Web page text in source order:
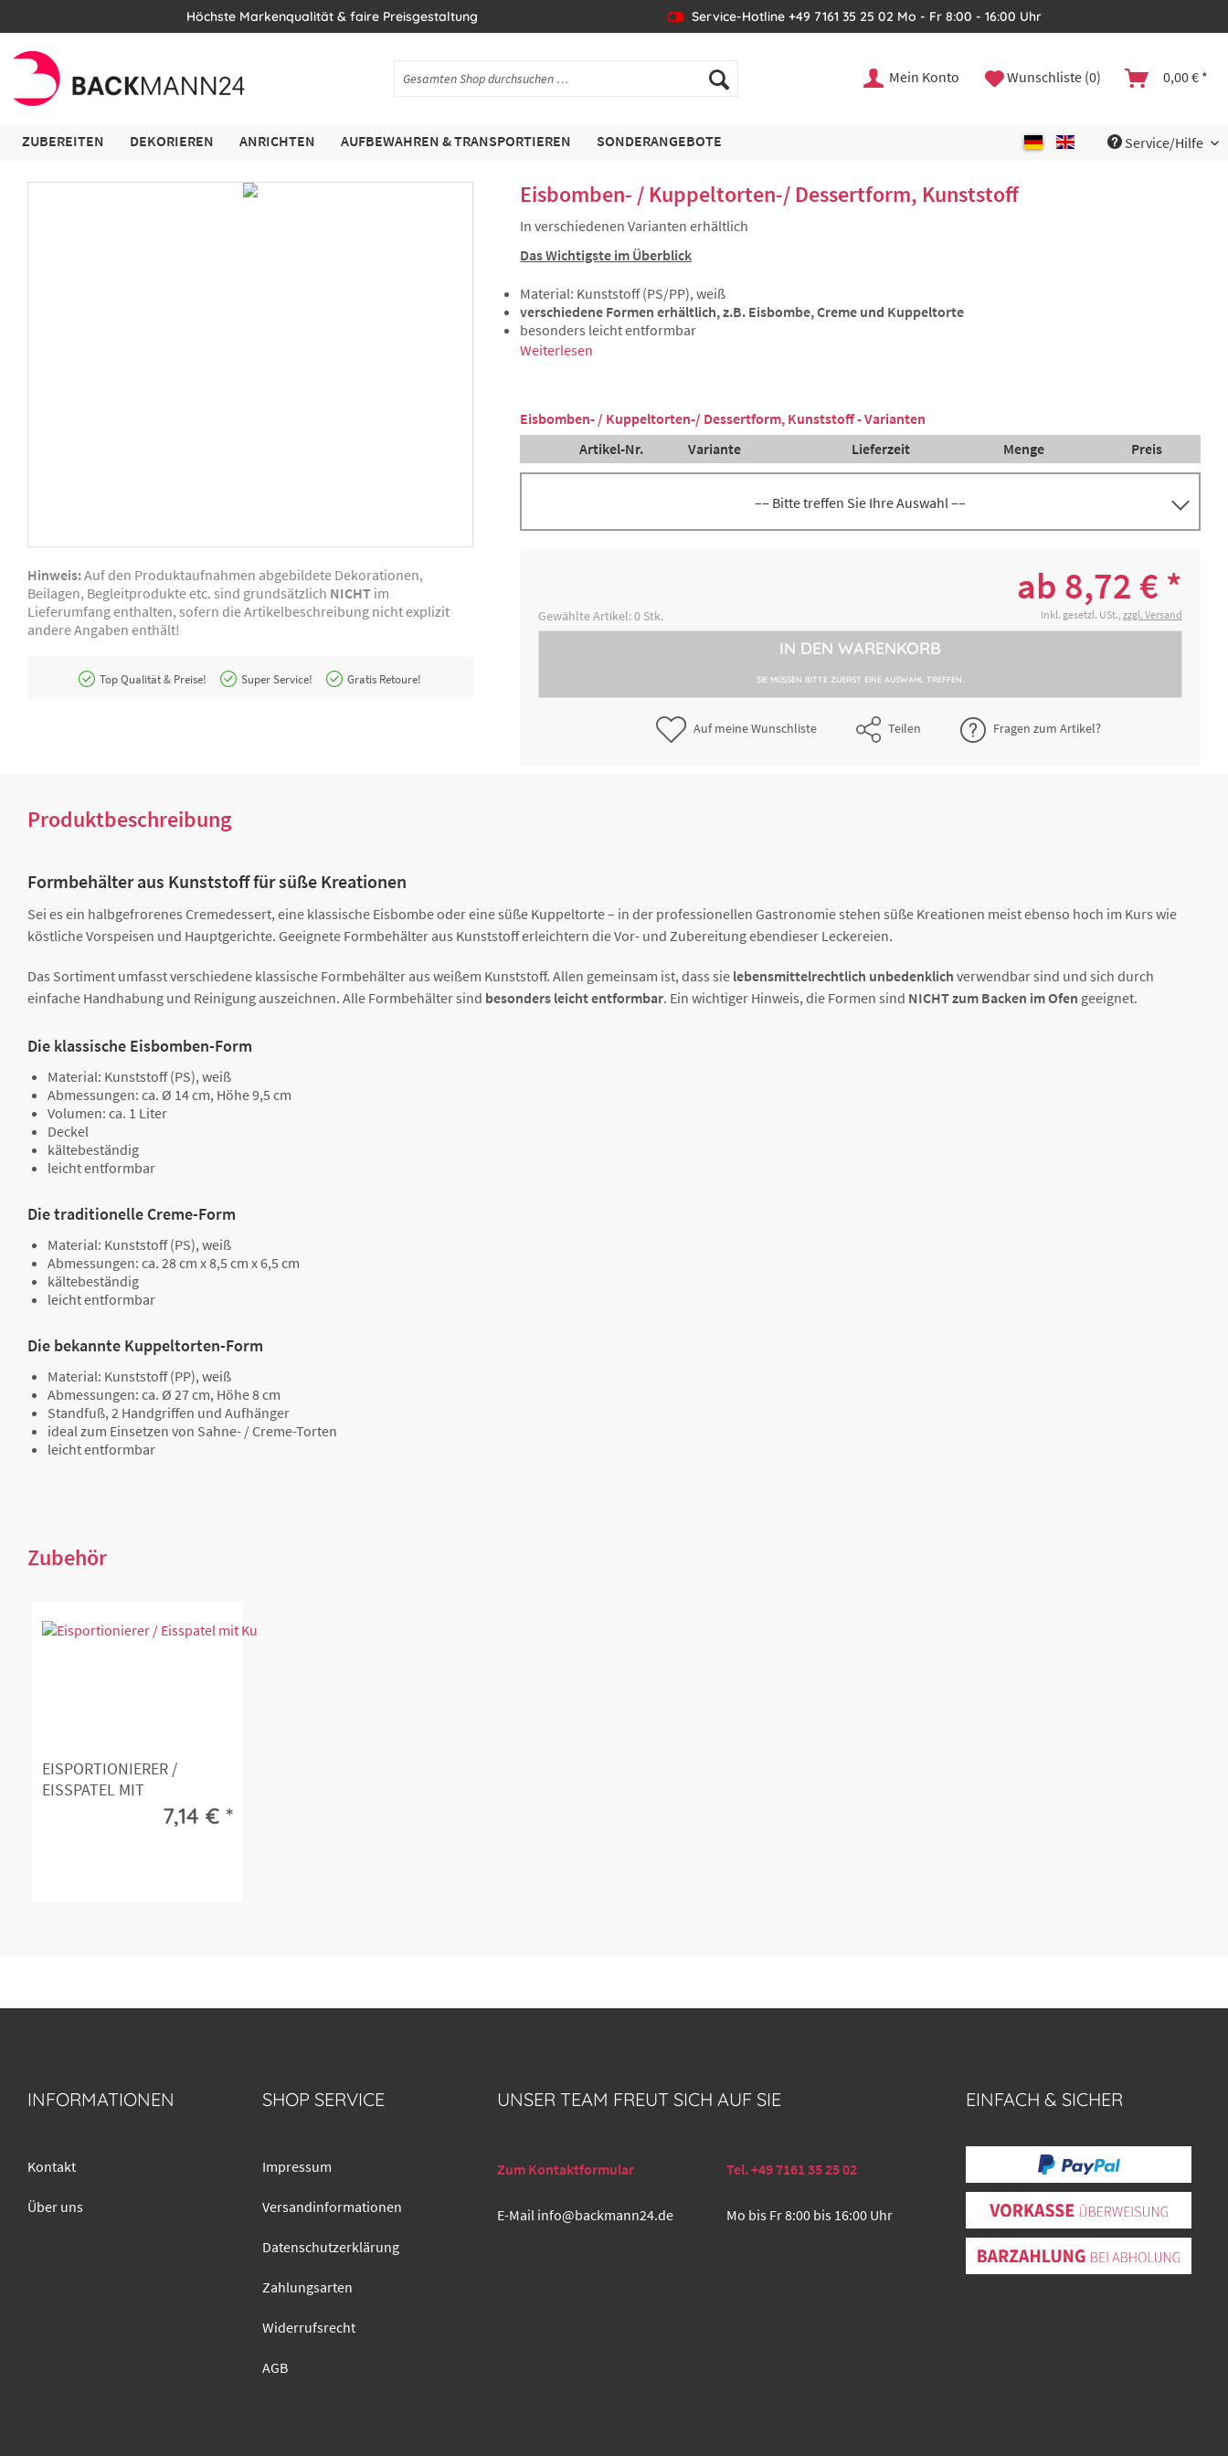
Höchste Markenqualität & faire Preisgestaltung Service-Hotline +49 7161 35 25 02 Mo - Fr 8:00 - 16:00 Uhr
Mein Konto Wunschliste (0) 0,00 € *
ZUBEREITEN DEKORIEREN ANRICHTEN AUFBEWAHREN & TRANSPORTIEREN SONDERANGEBOTE Service/Hilfe
Hinweis:Auf den Produktaufnahmen abgebildete Dekorationen,
Beilagen, Begleitprodukte etc. sind grundsätzlich NICHT im
Lieferumfang enthalten, sofern die Artikelbeschreibung nicht explizit
andere Angaben enthält!
Top Qualität & Preise! Super Service! Gratis Retoure!
Eisbomben- / Kuppeltorten-/ Dessertform, Kunststoff
In verschiedenen Varianten erhältlich
Das Wichtigste im Überblick
Material: Kunststoff (PS/PP), weiß
verschiedene Formen erhältlich, z.B. Eisbombe, Creme und Kuppeltorte
besonders leicht entformbar
Weiterlesen
Eisbomben- / Kuppeltorten-/ Dessertform, Kunststoff - Varianten
Artikel-Nr.
Variante Lieferzeit Menge Preis
–– Bitte treffen Sie Ihre Auswahl ––
3000234473 10,04 € *
x 9,5 cm, inkl. Deckel
ab 8,72 € *
Inkl. gesetzl. USt., zzgl. Versand
Gewählte Artikel:0 Stk.
IN DEN WARENKORB
SIE MÜSSEN BITTE ZUERST EINE AUSWAHL TREFFEN.
Auf meine Wunschliste Teilen Fragen zum Artikel?
Produktbeschreibung
Formbehälter aus Kunststoff für süße Kreationen
Sei es ein halbgefrorenes Cremedessert, eine klassische Eisbombe oder eine süße Kuppeltorte – in der professionellen Gastronomie stehen süße Kreationen meist ebenso hoch im Kurs wie
köstliche Vorspeisen und Hauptgerichte. Geeignete Formbehälter aus Kunststoff erleichtern die Vor- und Zubereitung ebendieser Leckereien.
Das Sortiment umfasst verschiedene klassische Formbehälter aus weißem Kunststoff. Allen gemeinsam ist, dass sie lebensmittelrechtlich unbedenklich verwendbar sind und sich durch
einfache Handhabung und Reinigung auszeichnen. Alle Formbehälter sind besonders leicht entformbar. Ein wichtiger Hinweis, die Formen sind NICHT zum Backen im Ofen geeignet.
Die klassische Eisbomben-Form
Material: Kunststoff (PS), weiß
Abmessungen: ca. Ø 14 cm, Höhe 9,5 cm
Volumen: ca. 1 Liter
Deckel
kältebeständig
leicht entformbar
Die traditionelle Creme-Form
Material: Kunststoff (PS), weiß
Abmessungen: ca. 28 cm x 8,5 cm x 6,5 cm
kältebeständig
leicht entformbar
Die bekannte Kuppeltorten-Form
Material: Kunststoff (PP), weiß
Abmessungen: ca. Ø 27 cm, Höhe 8 cm
Standfuß, 2 Handgriffen und Aufhänger
ideal zum Einsetzen von Sahne- / Creme-Torten
leicht entformbar
Zubehör
EISPORTIONIERER /
EISSPATEL MIT
KUNSTSTOFFGRIFF7,14 € *
INFORMATIONEN
Kontakt
Über uns
SHOP SERVICE
Impressum
Versandinformationen
Datenschutzerklärung
Zahlungsarten
Widerrufsrecht
AGB
UNSER TEAM FREUT SICH AUF SIE
Zum Kontaktformular Tel. +49 7161 35 25 02
E-Mail info@backmann24.de Mo bis Fr 8:00 bis 16:00 Uhr
EINFACH & SICHER